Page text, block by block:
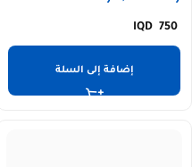
750
إضافة إلى السلة